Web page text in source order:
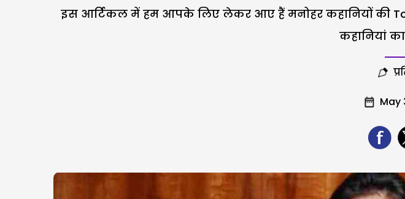
इस आर्टिकल में हम आपके लिए लेकर आए हैं मनोहर कहानियों की
कहानियां
May